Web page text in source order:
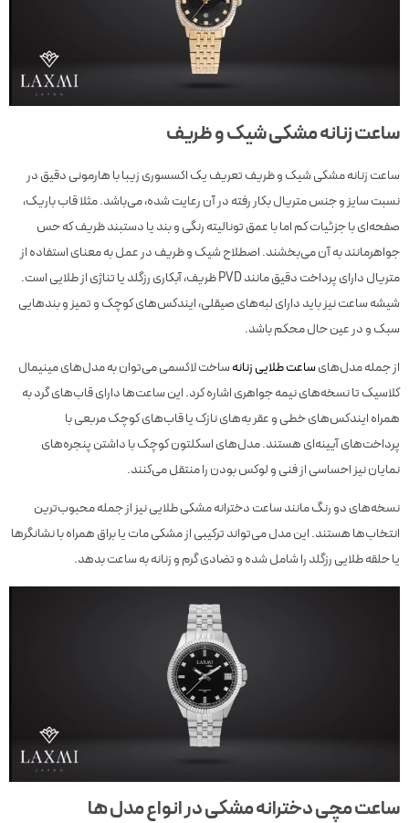
ساعت زنانه مشکی شیک و ظریف
ساعت زنانه مشکی شیک و ظریف تعریف یک اکسسوری زیبا با هارمونی دقیق در
نسبت سایز و جنس متریال بکار رفته در آن رعایت شده، می‌باشد. مثلا قاب باریک،
صفحه‌ای با جزئیات کم اما با عمق تونالیته رنگی و بند یا دستبند ظریف که حس
جواهر‌مانند به آن می‌بخشند. اصطلاح شیک و ظریف در عمل به معنای استفاده از
متریال دارای پرداخت دقیق مانند PVD ظریف، آبکاری رزگلد یا تناژی از طلایی است.
شیشه‌ ساعت نیز باید دارای لبه‌های صیقلی، ایندکس‌های کوچک و تمیز و بندهایی
سبک و در عین حال محکم باشد.
از جمله مدل‌هایساعت طلایی زنانهساخت لاکسمی می‌توان به مدل‌های مینیمال
کلاسیک تا نسخه‌های نیمه جواهری اشاره کرد. این ساعت‌ها دارای قاب‌های گرد به
همراه ایندکس‌های خطی و عقر به‌های نازک یا قاب‌های کوچک مربعی با
پرداخت‌های آیینه‌ای هستند. مدل‌های اسکلتون کوچک با داشتن پنجره‌های
نمایان نیز احساسی از فنی و لوکس بودن را منتقل می‌کنند.
نسخه‌های دو رنگ مانند ساعت دخترانه مشکی طلایی نیز از جمله محبوب‌ترین
انتخاب‌ها هستند. این مدل می‌تواند ترکیبی از مشکی مات یا براق همراه با نشانگرها
یا حلقه طلایی رزگلد را شامل شده و تضادی گرم و زنانه به ساعت بدهد.
ساعت مچی دخترانه مشکی در انواع مدل ها